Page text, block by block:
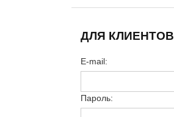
ДЛЯ КЛИЕНТОВ
E-mail:
Пароль: